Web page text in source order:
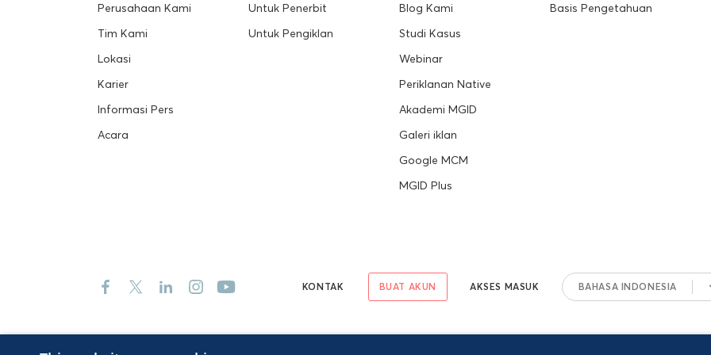
Perusahaan Kami
Tim Kami
Lokasi
Karier
Informasi Pers
Acara
Untuk Penerbit
Untuk Pengiklan
Blog Kami
Studi Kasus
Webinar
Periklanan Native
Akademi MGID
Galeri iklan
Google MCM
MGID Plus
Basis Pengetahuan
KONTAK BUAT AKUN AKSES MASUK BAHASA INDONESIA